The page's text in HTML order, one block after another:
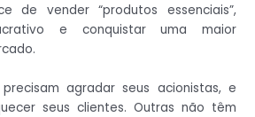
de vender “produtos essenciais”,
e conquistar uma maior
agradar seus acionistas, e
seus clientes. Outras não têm